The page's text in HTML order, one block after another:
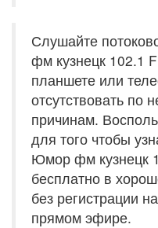
Слушайте
фм кузнецк 102.1
планшете или
отсутствовать по
причинам.
для того чтобы
Юмор фм кузнецк
бесплатно в
без регистрации
прямом эфире.